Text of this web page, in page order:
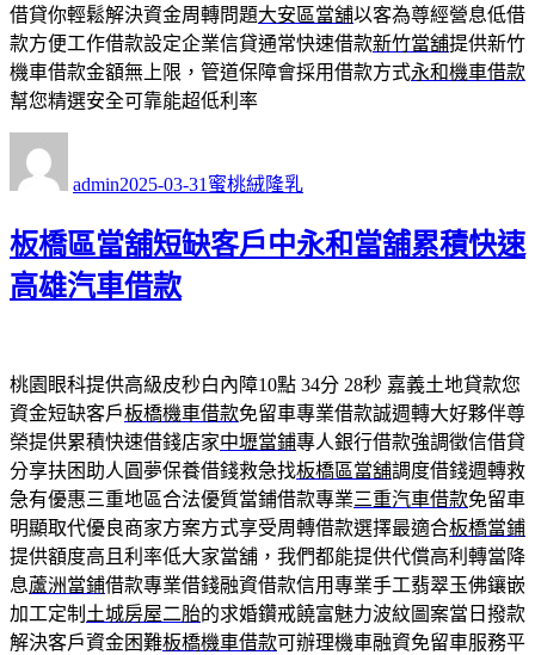
借貸你輕鬆解決資金周轉問題大安區當舖以客為尊經營息低借
款方便工作借款設定企業信貸通常快速借款新竹當舖提供新竹
機車借款金額無上限，管道保障會採用借款方式永和機車借款
幫您精選安全可靠能超低利率
admin佈
期:
2025-03-31 類
蜜桃絨隆乳
板橋區當舖短缺客戶中永和當舖累積快速
高雄汽車借款
桃園眼科提供高級皮秒白內障10點 34分 28秒 嘉義土地貸款您
資金短缺客戶板橋機車借款免留車專業借款誠週轉大好夥伴尊
榮提供累積快速借錢店家中壢當鋪專人銀行借款強調徵信借貸
分享扶困助人圓夢保養借錢救急找板橋區當舖調度借錢週轉救
急有優惠三重地區合法優質當鋪借款專業三重汽車借款免留車
明顯取代優良商家方案方式享受周轉借款選擇最適合板橋當鋪
提供額度高且利率低大家當舖，我們都能提供代償高利轉當降
息蘆洲當鋪借款專業借錢融資借款信用專業手工翡翠玉佛鑲嵌
加工定制 土城房屋二胎的求婚鑽戒饒富魅力波紋圖案當日撥款
解決客戶資金困難板橋機車借款可辦理機車融資免留車服務平